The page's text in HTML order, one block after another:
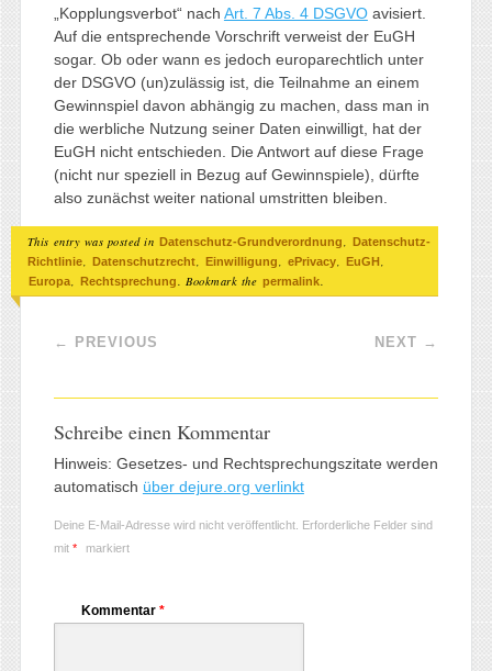
„Kopplungsverbot“ nach Art. 7 Abs. 4 DSGVOavisiert.
Auf die entsprechende Vorschrift verweist der EuGH
sogar. Ob oder wann es jedoch europarechtlich unter
der DSGVO (un)zulässig ist, die Teilnahme an einem
Gewinnspiel davon abhängig zu machen, dass man in
die werbliche Nutzung seiner Daten einwilligt, hat der
EuGH nicht entschieden. Die Antwort auf diese Frage
(nicht nur speziell in Bezug auf Gewinnspiele), dürfte
also zunächst weiter national umstritten bleiben.
This entry was posted in Datenschutz-Grundverordnung,
Datenschutz-
Richtlinie, Datenschutzrecht, Einwilligung, ePrivacy, EuGH ,
Europa, Rechtsprechung. Bookmark the permalink.
Post navigation
← PREVIOUS NEXT →
Schreibe einen Kommentar
Hinweis: Gesetzes- und Rechtsprechungszitate werden
automatisch über dejure.org verlinkt
Deine E-Mail-Adresse wird nicht veröffentlicht. Erforderliche Felder sind
mit * markiert
Kommentar *